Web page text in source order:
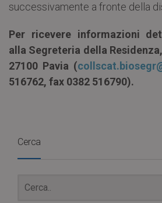
successivamente a fronte della
Per ricevere informazioni
alla Segreteria della
27100 Pavia (
516762, fax 0382 516790).
Cerca